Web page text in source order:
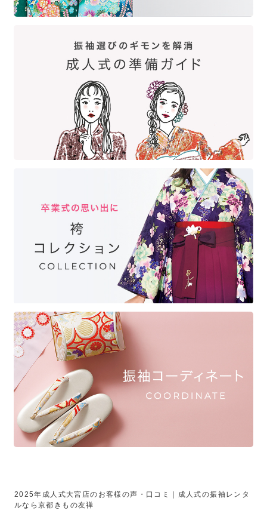
2025年成人式大宮店のお客様の声・口コミ｜成人式の振袖レンタ
ルなら京都きもの友禅